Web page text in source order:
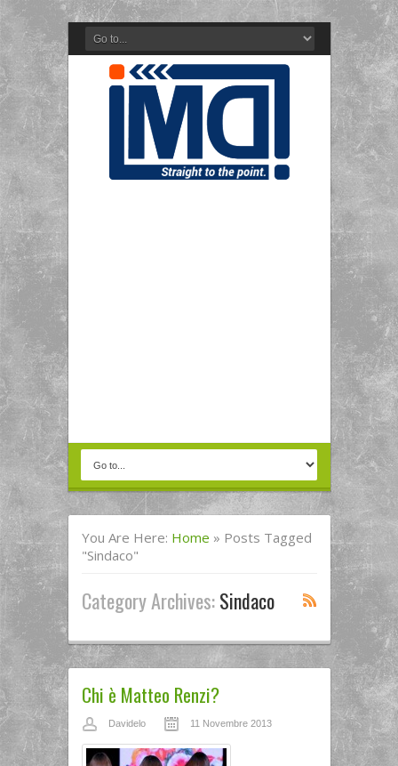
You Are Here: Home » Posts Tagged
"Sindaco"
Category Archives:Sindaco
Chi è Matteo Renzi?
Davidelo 11 Novembre 2013